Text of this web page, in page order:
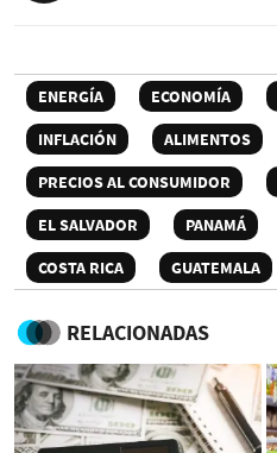
ENERGÍA ECONOMÍA
INFLACIÓN
ALIMENTOS
PRECIOS AL CONSUMIDOR
EL SALVADOR
PANAMÁ
COSTA RICA
GUATEMALA
RELACIONADAS